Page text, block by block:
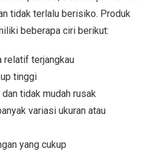
tidak terlalu berisiko. Produk
beberapa ciri berikut:
relatif terjangkau
tinggi
tidak mudah rusak
variasi ukuran atau
yang cukup